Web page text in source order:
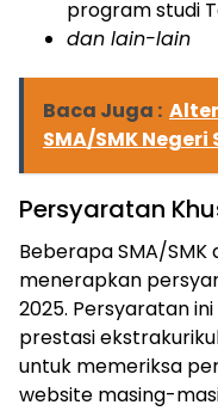
program studi
dan lain-lain
Baca Juga :
SMA/SMK
Persyaratan
Beberapa SMA/SMK
menerapkan
2025. Persyaratan
prestasi
untuk memeriksa
website masing-